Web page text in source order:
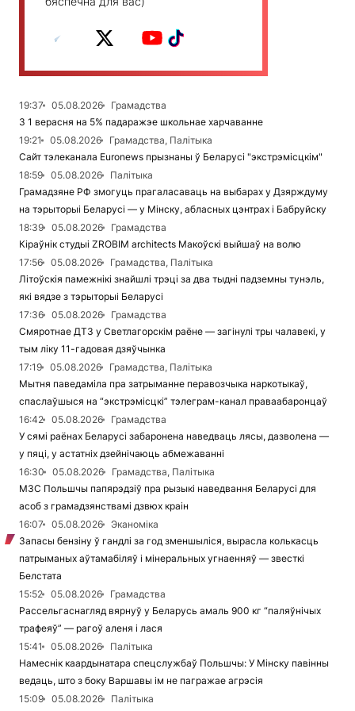
19:37 05.08.2026
Грамадства
З 1 верасня на 5% падаражэе школьнае харчаванне
19:21
05.08.2026
Грамадства, Палітыка
Сайт тэлеканала Euronews прызнаны ў Беларусі "экстрэмісцкім"
18:59
05.08.2026
Палітыка
Грамадзяне РФ змогуць прагаласаваць на выбарах у Дзярждуму
на тэрыторыі Беларусі — у Мінску, абласных цэнтрах і Бабруйску
18:39
05.08.2026
Грамадства
Кіраўнік студыі ZROBIM architects Макоўскі выйшаў на волю
17:56
05.08.2026
Грамадства, Палітыка
Літоўскія памежнікі знайшлі трэці за два тыдні падземны тунэль,
які вядзе з тэрыторыі Беларусі
17:36
05.08.2026
Грамадства
Смяротнае ДТЗ у Светлагорскім раёне — загінулі тры чалавекі, у
тым ліку 11-гадовая дзяўчынка
17:19
05.08.2026
Грамадства, Палітыка
Мытня паведаміла пра затрыманне перавозчыка наркотыкаў,
спаслаўшыся на “экстрэмісцкі” тэлеграм-канал праваабаронцаў
16:42
05.08.2026
Грамадства
У сямі раёнах Беларусі забаронена наведваць лясы, дазволена —
у пяці, у астатніх дзейнічаюць абмежаванні
16:30
05.08.2026
Грамадства, Палітыка
МЗС Польшчы папярэдзіў пра рызыкі наведвання Беларусі для
асоб з грамадзянствамі дзвюх краін
16:07
05.08.2026
Эканоміка
Запасы бензіну ў гандлі за год зменшыліся, вырасла колькасць
патрыманых аўтамабіляў і мінеральных угнаенняў — звесткі
Белстата
15:52
05.08.2026
Грамадства
Рассельгаснагляд вярнуў у Беларусь амаль 900 кг “паляўнічых
трафеяў” — рагоў аленя і лася
15:41
05.08.2026
Палітыка
Намеснік каардынатара спецслужбаў Польшчы: У Мінску павінны
ведаць, што з боку Варшавы ім не пагражае агрэсія
15:09
05.08.2026
Палітыка